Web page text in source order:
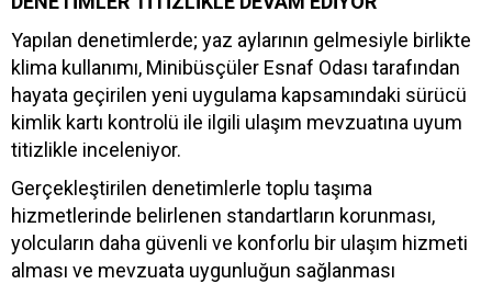
Yapılan denetimlerde; yaz aylarının gelmesiyle birlikte
klima kullanımı, Minibüsçüler Esnaf Odası tarafından
hayata geçirilen yeni uygulama kapsamındaki sürücü
kimlik kartı kontrolü ile ilgili ulaşım mevzuatına uyum
titizlikle inceleniyor.
Gerçekleştirilen denetimlerle toplu taşıma
hizmetlerinde belirlenen standartların korunması,
yolcuların daha güvenli ve konforlu bir ulaşım hizmeti
alması ve mevzuata uygunluğun sağlanması